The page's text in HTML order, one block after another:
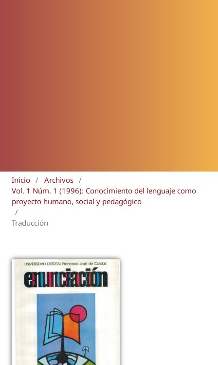
Inicio / Archivos /
Vol. 1 Núm. 1 (1996): Conocimiento del lenguaje como
proyecto humano, social y pedagógico
/
Traducción